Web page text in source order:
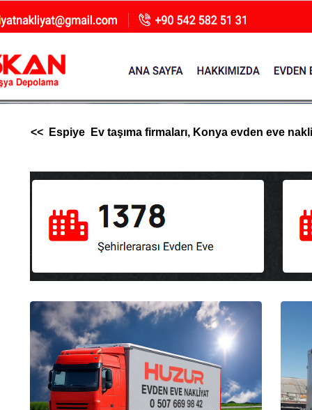
<< Espiye Ev taşıma firmaları, Konya evden eve